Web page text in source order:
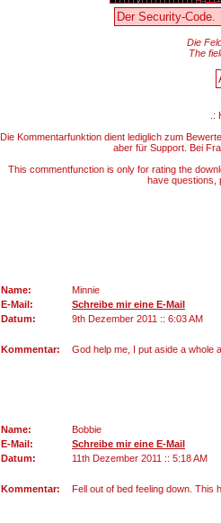
Die
The
.:
Die Kommentarfunktion dient lediglich zum
aber für Support. Bei
This commentfunction is only for rating the
have questions,
Name:
Minnie
E-Mail:
Schreibe mir eine E-Mail
Datum:
9th Dezember 2011 :: 6:03 AM
Kommentar: God help me, I put aside a whole
Name:
Bobbie
E-Mail:
Schreibe mir eine E-Mail
Datum:
11th Dezember 2011 :: 5:18 AM
Kommentar: Fell out of bed feeling down. This